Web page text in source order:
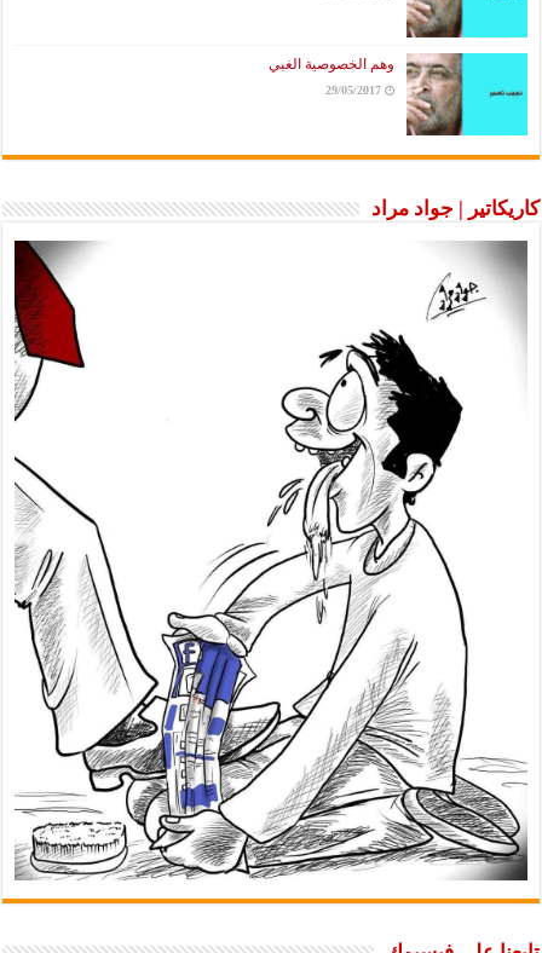
وهم الخصوصية الغبي
29/05/2017
كاريكاتير | جواد مراد